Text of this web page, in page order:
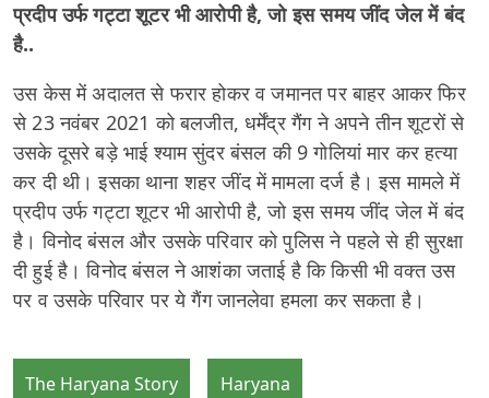
प्रदीप उर्फ गट्टा शूटर भी आरोपी है, जो इस समय जींद जेल में बंद
है..
उस केस में अदालत से फरार होकर व जमानत पर बाहर आकर फिर
से 23 नवंबर 2021 को बलजीत, धर्मेंद्र गैंग ने अपने तीन शूटरों से
उसके दूसरे बड़े भाई श्याम सुंदर बंसल की 9 गोलियां मार कर हत्या
कर दी थी। इसका थाना शहर जींद में मामला दर्ज है। इस मामले में
प्रदीप उर्फ गट्टा शूटर भी आरोपी है, जो इस समय जींद जेल में बंद
है। विनोद बंसल और उसके परिवार को पुलिस ने पहले से ही सुरक्षा
दी हुई है। विनोद बंसल ने आशंका जताई है कि किसी भी वक्त उस
पर व उसके परिवार पर ये गैंग जानलेवा हमला कर सकता है।
The Haryana Story Haryana